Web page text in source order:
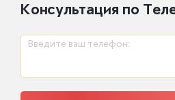
Консультация по
Введите ваш телефон: